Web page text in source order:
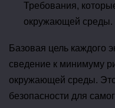
Требования,
окружающей среды.
Базовая цель каждого
сведение к минимуму
окружающей среды.
безопасности для